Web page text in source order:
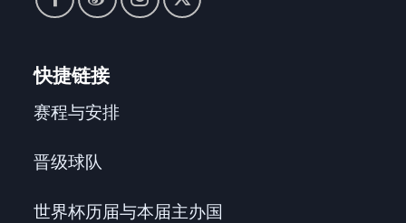
快捷链接
赛程与安排
晋级球队
世界杯历届与本届主办国